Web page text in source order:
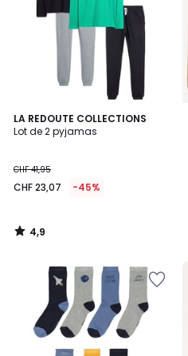
LA REDOUTE COLLECTIONS
Lot de 2 pyjamas
CHF 41,95
CHF 23,07 -45%
4,9
/ 5
4,9
/